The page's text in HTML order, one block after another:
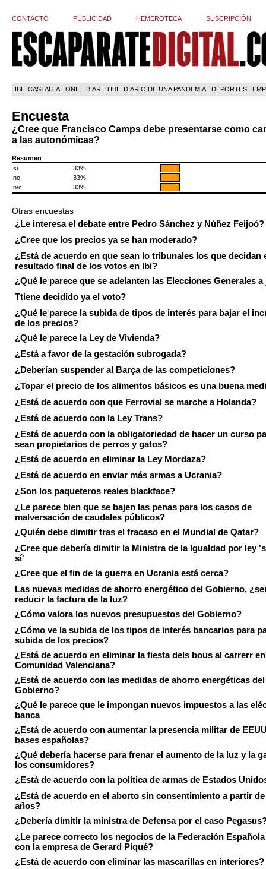
CONTACTO PUBLICIDAD HEMEROTECA SUSCRIPCIÓN
IBI CASTALLA ONIL BIAR TIBI DIARIO DE UNA PANDEMIA DEPORTES
Encuesta
¿Cree que Francisco Camps debe presentarse como
a las autonómicas?
Resumen
si
33%
no
33%
n/c
33%
Otras encuestas
¿Le interesa el debate entre Pedro Sánchez y Núñez Feijoó?
¿Cree que los precios ya se han moderado?
¿Está de acuerdo en que sean lo tribunales los que decidan
resultado final de los votos en Ibi?
¿Qué le parece que se adelanten las Elecciones Generales
Ttiene decidido ya el voto?
¿Qué le parece la subida de tipos de interés para bajar el
de los precios?
¿Qué le parece la Ley de Vivienda?
¿Está a favor de la gestación subrogada?
¿Deberían suspender al Barça de las competiciones?
¿Topar el precio de los alimentos básicos es una buena
¿Está de acuerdo con que Ferrovial se marche a Holanda?
¿Está de acuerdo con la Ley Trans?
¿Está de acuerdo con la obligatoriedad de hacer un curso
sean propietarios de perros y gatos?
¿Está de acuerdo en eliminar la Ley Mordaza?
¿Está de acuerdo en enviar más armas a Ucrania?
¿Son los paqueteros reales blackface?
¿Le parece bien que se bajen las penas para los casos de
malversación de caudales públicos?
¿Quién debe dimitir tras el fracaso en el Mundial de Qatar?
¿Cree que debería dimitir la Ministra de la Igualdad por ley
sí'
¿Cree que el fin de la guerra en Ucrania está cerca?
Las nuevas medidas de ahorro energético del Gobierno,
reducir la factura de la luz?
¿Cómo valora los nuevos presupuestos del Gobierno?
¿Cómo ve la subida de los tipos de interés bancarios para
subida de los precios?
¿Está de acuerdo en eliminar la fiesta dels bous al carrerr
Comunidad Valenciana?
¿Está de acuerdo con las medidas de ahorro energéticas del
Gobierno?
¿Qué le parece que le impongan nuevos impuestos a las
banca
¿Está de acuerdo con aumentar la presencia militar de
bases españolas?
¿Qué debería hacerse para frenar el aumento de la luz y la
los consumidores?
¿Está de acuerdo con la política de armas de Estados
¿Está de acuerdo en el aborto sin consentimiento a partir
años?
¿Debería dimitir la ministra de Defensa por el caso
¿Le parece correcto los negocios de la Federación
con la empresa de Gerard Piqué?
¿Está de acuerdo con eliminar las mascarillas en interiores?